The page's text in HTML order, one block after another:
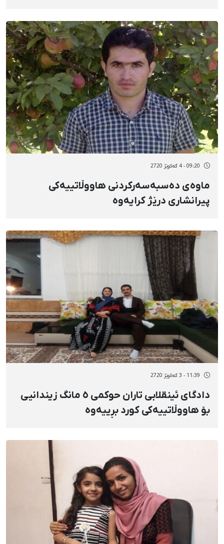
09:20 - 4 گەلاوێژ 2720
ماوەی دەسبەسەرکردنی هاووڵاتییەکی
پیرانشاری درێژ کرایەوە
11:39 - 3 گەلاوێژ 2720
دادگای ئینقلابی تاران حوکمی ٥ مانگ زیندانیی
بۆ هاووڵاتییەکی کورد بڕییەوە